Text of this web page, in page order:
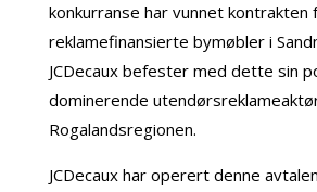
konkurranse har vunnet kontrakten
reklamefinansierte bymøbler i
JCDecaux befester med dette sin
dominerende
Rogalandsregionen.
JCDecaux har operert denne